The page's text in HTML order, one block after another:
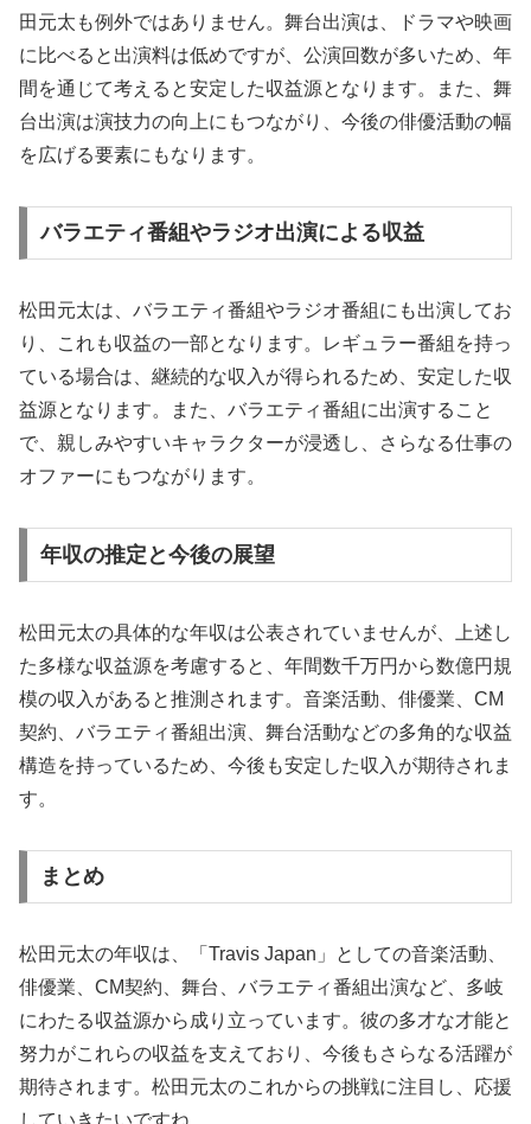
田元太も例外ではありません。舞台出演は、ドラマや映画
に比べると出演料は低めですが、公演回数が多いため、年
間を通じて考えると安定した収益源となります。また、舞
台出演は演技力の向上にもつながり、今後の俳優活動の幅
を広げる要素にもなります。
バラエティ番組やラジオ出演による収益
松田元太は、バラエティ番組やラジオ番組にも出演してお
り、これも収益の一部となります。レギュラー番組を持っ
ている場合は、継続的な収入が得られるため、安定した収
益源となります。また、バラエティ番組に出演すること
で、親しみやすいキャラクターが浸透し、さらなる仕事の
オファーにもつながります。
年収の推定と今後の展望
松田元太の具体的な年収は公表されていませんが、上述し
た多様な収益源を考慮すると、年間数千万円から数億円規
模の収入があると推測されます。音楽活動、俳優業、CM
契約、バラエティ番組出演、舞台活動などの多角的な収益
構造を持っているため、今後も安定した収入が期待されま
す。
まとめ
松田元太の年収は、「Travis Japan」としての音楽活動、
俳優業、CM契約、舞台、バラエティ番組出演など、多岐
にわたる収益源から成り立っています。彼の多才な才能と
努力がこれらの収益を支えており、今後もさらなる活躍が
期待されます。松田元太のこれからの挑戦に注目し、応援